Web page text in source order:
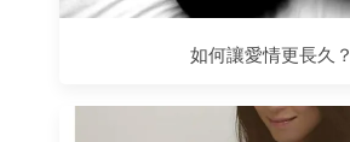
如何讓愛情更長久？